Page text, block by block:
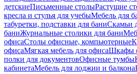
детскиеПисьменные столыРастущие
кресла и стулья для учебыМебель для
табуретки, подставки для баниСкамьи
баниЖурнальные столики для бани
офисаСтолы офисные, компьютерные
офисаМягкая мебель для офисаШкафы
полки для документовОфисные тумбы
кабинетаМебель для лоджии и балкона